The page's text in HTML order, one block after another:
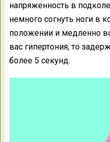
напряженность в
немного согнуть ноги в
положении и медленно
вас гипертония, то
более 5 секунд.